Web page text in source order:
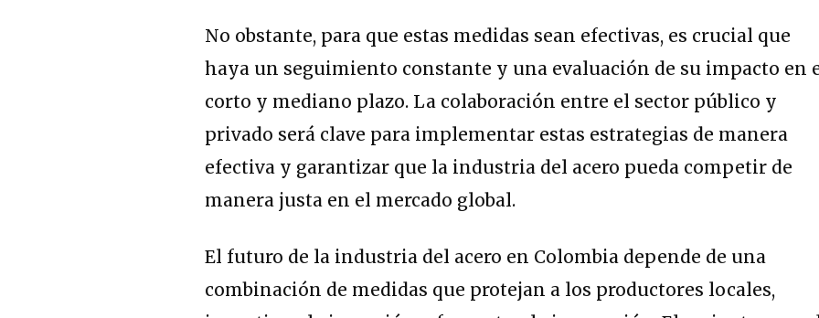
No obstante, para que estas medidas sean efectivas, es crucial que
haya un seguimiento constante y una evaluación de su impacto en
corto y mediano plazo. La colaboración entre el sector público y
privado será clave para implementar estas estrategias de manera
efectiva y garantizar que la industria del acero pueda competir de
manera justa en el mercado global.
El futuro de la industria del acero en Colombia depende de una
combinación de medidas que protejan a los productores locales,